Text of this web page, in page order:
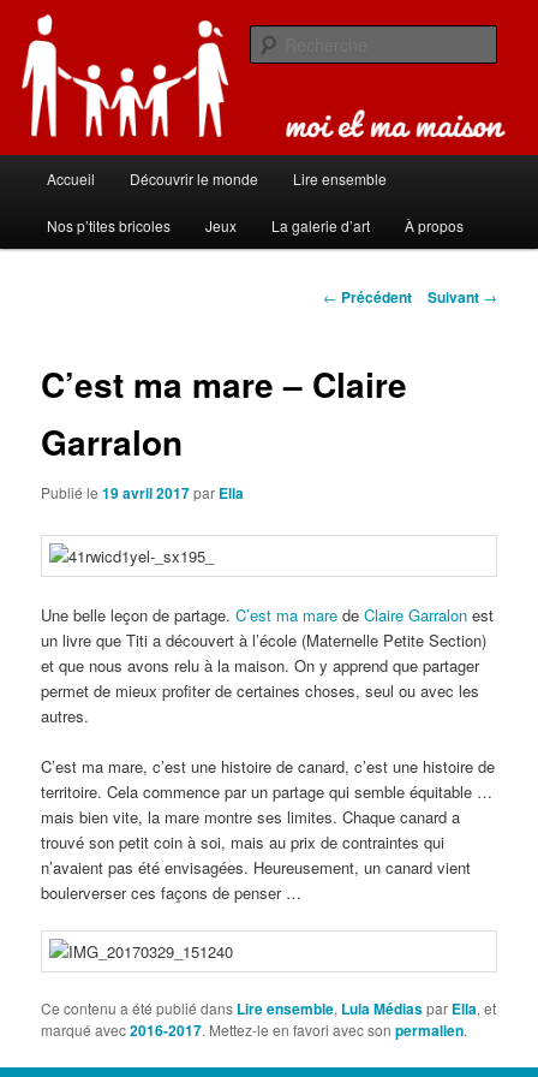
contenu
principalMoi et ma maison
Carnet de bord de famille
principal
Accueil Découvrir le monde Lire ensemble
Nos p’tites bricoles Jeux La galerie d’art À propos
Navigation
← Précédent Suivant →
C’est ma mare – Claire
Garralon
Publié le19 avril 2017par Ella
Une belle leçon de partage.C’est ma mare deClaire Garralonest
un livre que Titi a découvert à l’école (Maternelle Petite Section)
et que nous avons relu à la maison. On y apprend que partager
permet de mieux profiter de certaines choses, seul ou avec les
autres.
C’est ma mare, c’est une histoire de canard, c’est une histoire de
territoire. Cela commence par un partage qui semble équitable …
mais bien vite, la mare montre ses limites. Chaque canard a
trouvé son petit coin à soi, mais au prix de contraintes qui
n’avaient pas été envisagées. Heureusement, un canard vient
boulerverser ces façons de penser …
Ce contenu a été publié dans Lire ensemble, Lula Médiaspar Ella, et
marqué avec2016-2017. Mettez-le en favori avec sonpermalien.